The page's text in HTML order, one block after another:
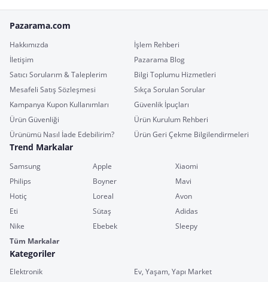
Pazarama.com
Hakkımızda
İşlem Rehberi
İletişim
Pazarama Blog
Satıcı Sorularım & Taleplerim
Bilgi Toplumu Hizmetleri
Mesafeli Satış Sözleşmesi
Sıkça Sorulan Sorular
Kampanya Kupon Kullanımları
Güvenlik İpuçları
Ürün Güvenliği
Ürün Kurulum Rehberi
Ürünümü Nasıl İade Edebilirim?
Ürün Geri Çekme Bilgilendirmeleri
Trend Markalar
Samsung Apple
Xiaomi
Philips
Boyner
Mavi
Hotiç
Loreal
Avon
Eti
Sütaş
Adidas
Nike
Ebebek
Sleepy
Tüm Markalar
Kategoriler
Elektronik
Ev, Yaşam, Yapı Market